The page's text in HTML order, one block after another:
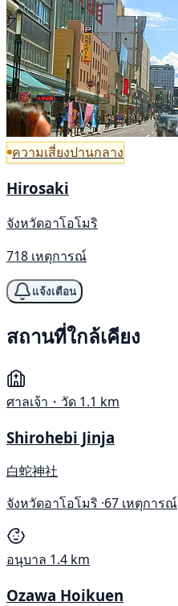
ความเสี่ยงปานกลาง
Hirosaki
จังหวัดอาโอโมริ
718 เหตุการณ์
แจ้งเตือน
สถานที่ใกล้เคียง
ศาลเจ้า・วัด 1.1 km
Shirohebi Jinja
白蛇神社
จังหวัดอาโอโมริ ·67 เหตุการณ์
อนุบาล 1.4 km
Ozawa Hoikuen